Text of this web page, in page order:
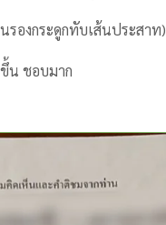
องกระดูกทับเส้นประสาท)
น ชอบมาก